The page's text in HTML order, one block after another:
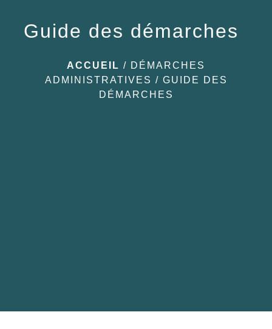
Guide des démarches
ACCUEIL / DÉMARCHES
ADMINISTRATIVES / GUIDE DES
DÉMARCHES